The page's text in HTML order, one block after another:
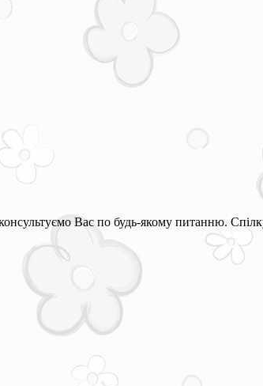
Вас по будь-якому питанню.